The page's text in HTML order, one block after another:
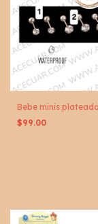
Bebe minis plateado
$99.00